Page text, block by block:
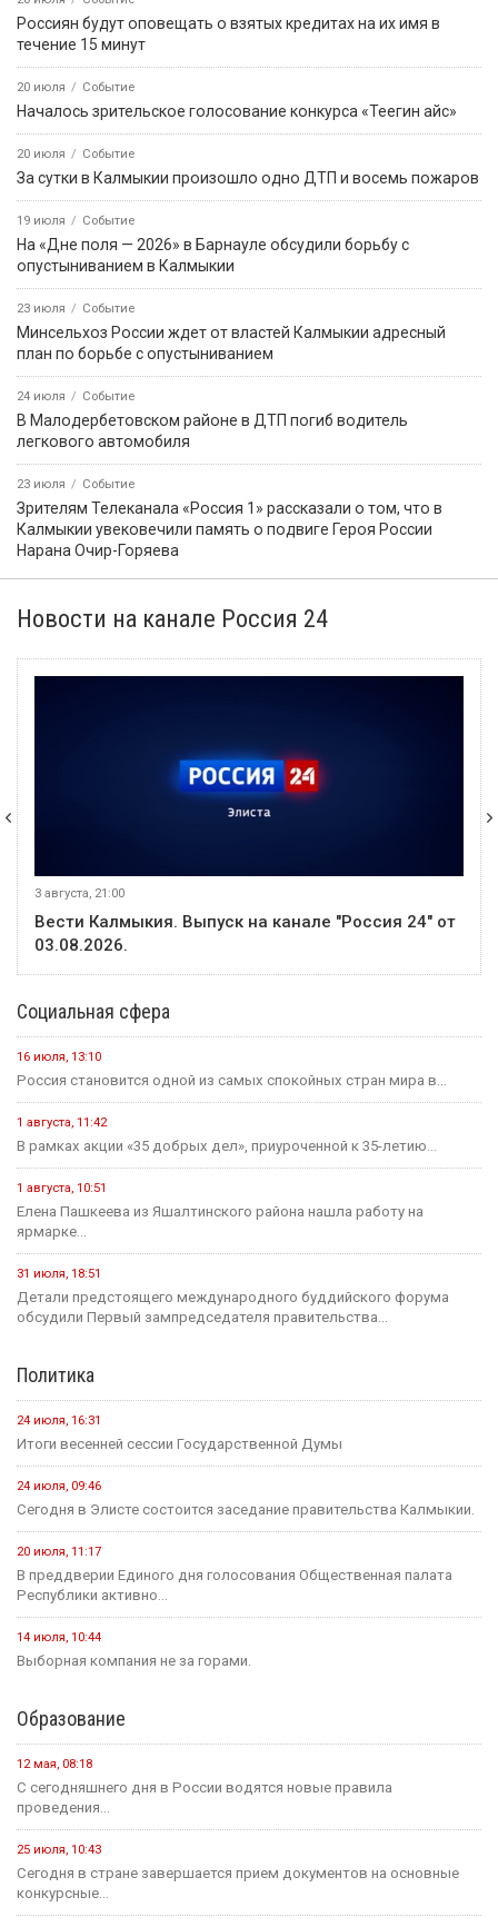
Россиян будут оповещать о взятых кредитах на их имя в
течение 15 минут
20 июля Событие
Началось зрительское голосование конкурса «Теегин айс»
20 июля Событие
За сутки в Калмыкии произошло одно ДТП и восемь пожаров
19 июля Событие
На «Дне поля — 2026» в Барнауле обсудили борьбу с
опустыниванием в Калмыкии
23 июля Событие
Минсельхоз России ждет от властей Калмыкии адресный
план по борьбе с опустыниванием
24 июля Событие
В Малодербетовском районе в ДТП погиб водитель
легкового автомобиля
23 июля Событие
Зрителям Телеканала «Россия 1» рассказали о том, что в
Калмыкии увековечили память о подвиге Героя России
Нарана Очир-Горяева
Новости на канале Россия 24
3 августа, 21:00
Вести Калмыкия. Выпуск на канале "Россия 24" от
03.08.2026.
Социальная сфера
16 июля, 13:10
Россия становится одной из самых спокойных стран мира в...
1 августа, 11:42
В рамках акции «35 добрых дел», приуроченной к 35-летию...
1 августа, 10:51
Елена Пашкеева из Яшалтинского района нашла работу на
ярмарке...
31 июля, 18:51
Детали предстоящего международного буддийского форума
обсудили Первый зампредседателя правительства...
Политика
24 июля, 16:31
Итоги весенней сессии Государственной Думы
24 июля, 09:46
Сегодня в Элисте состоится заседание правительства Калмыкии.
20 июля, 11:17
В преддверии Единого дня голосования Общественная палата
Республики активно...
14 июля, 10:44
Выборная компания не за горами.
Образование
12 мая, 08:18
С сегодняшнего дня в России водятся новые правила
проведения...
25 июля, 10:43
Сегодня в стране завершается прием документов на основные
конкурсные...